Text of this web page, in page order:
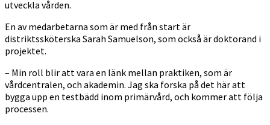
utveckla vården.
En av medarbetarna som är med från start är
distriktssköterska Sarah Samuelson, som också är doktorand i
projektet.
– Min roll blir att vara en länk mellan praktiken, som är
vårdcentralen, och akademin. Jag ska forska på det här att
bygga upp en testbädd inom primärvård, och kommer att följa
processen.